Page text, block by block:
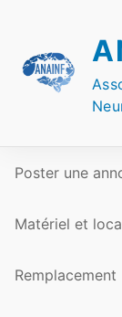
content
Poster une
Matériel et
Remplacement